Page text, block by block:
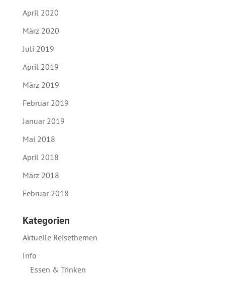
April 2020
März 2020
Juli 2019
April 2019
März 2019
Februar 2019
Januar 2019
Mai 2018
April 2018
März 2018
Februar 2018
Kategorien
Aktuelle Reisethemen
Info
Essen & Trinken